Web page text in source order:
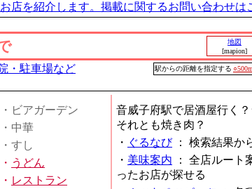
店を紹介します。掲載に関するお問い合わせは
地図
[mapion]
・駐車場など 駅からの距離を指定する
・ビアガーデン
・中華
・すし
・ うどん
・ レストラン
音威子府駅で居酒屋行く
それとも焼き肉？
・ ぐるなび： 検索結果か
・ 美味案内 ： 全店ルート
ったお店が探せる